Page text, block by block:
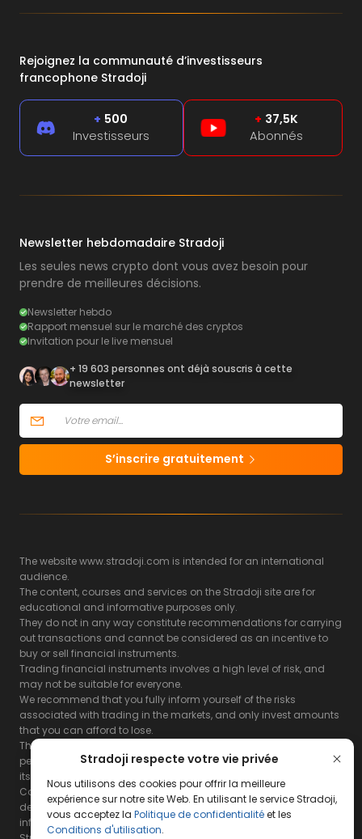
Stradoji respecte votre vie privée
Nous utilisons des cookies pour offrir la meilleure
expérience sur notre site Web. En utilisant le service Stradoji,
vous acceptez la Politique de confidentialitéet les
Conditions d'utilisation.
Rejoignez la communauté d’investisseurs
francophone Stradoji
+ 500
Investisseurs
+ 37,5K
Abonnés
Newsletter hebdomadaire Stradoji
Les seules news crypto dont vous avez besoin pour
prendre de meilleures décisions.
Newsletter hebdo
Rapport mensuel sur le marché des cryptos
Invitation pour le live mensuel
+ 19 603 personnes ont déjà souscris à cette
newsletter
S’inscrire gratuitement
The website www.stradoji.com is intended for an international
audience.
The content, courses and services on the Stradoji site are for
educational and informative purposes only.
They do not in any way constitute recommendations for carrying
out transactions and cannot be considered as an incentive to
buy or sell financial instruments.
Trading financial instruments involves a high level of risk, and
may not be suitable for everyone.
We recommend that you fully inform yourself of the risks
associated with trading in the markets, and only invest amounts
that you can afford to lose.
The Stradoji site does not guarantee the results or the
performance of products based on the information contained on
its site and its servers.
Consequently, the Stradoji site and its publishing company
decline all responsibility in the use that may be made of this
information and the consequences that may result therefrom.